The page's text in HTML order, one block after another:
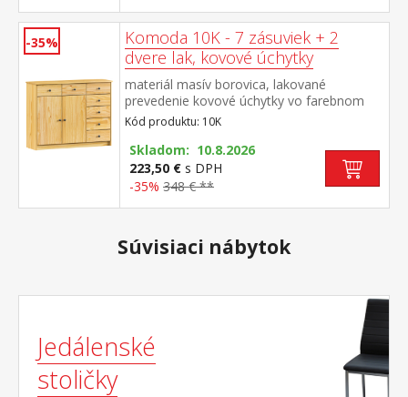
-35%
Komoda 10K - 7 zásuviek + 2
dvere lak, kovové úchytky
materiál masív borovica, lakované
prevedenie kovové úchytky vo farebnom
prevedení černená mosadz 7 zásuviek s
kovovými pojazdmi 2 dvierka, 1 variabilná
polica
Kód produktu: 10K
Skladom: 10.8.2026
223,50 € s DPH
-35% 348 € **
Súvisiaci nábytok
Jedálenské
stoličky